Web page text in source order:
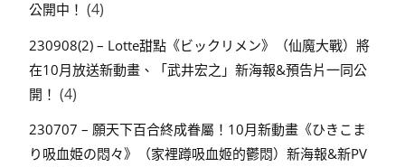
公開中！ (4)
230908(2) – Lotte甜點《ビックリメン》（仙魔大戰）將
在10月放送新動畫、「武井宏之」新海報&預告片一同公
開！ (4)
230707 – 願天下百合終成眷屬！10月新動畫《ひきこま
り吸血姫の悶々》（家裡蹲吸血姬的鬱悶）新海報&新PV